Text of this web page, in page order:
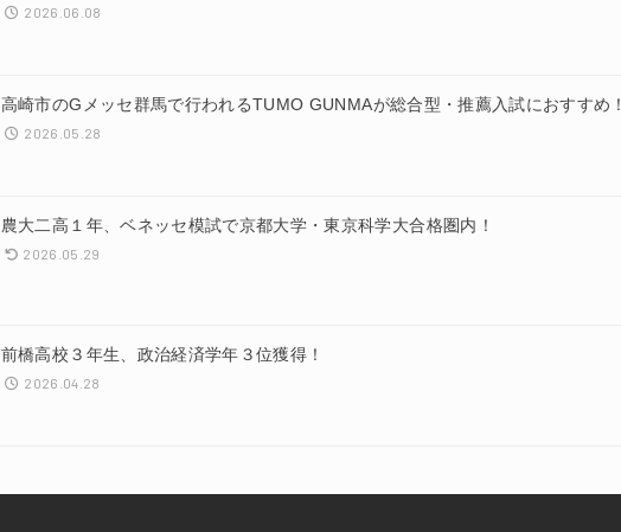
2026.06.08
高崎市のGメッセ群馬で行われるTUMO GUNMAが総合型・推薦入試におすすめ！
2026.05.28
農大二高１年、ベネッセ模試で京都大学・東京科学大合格圏内！
2026.05.29
前橋高校３年生、政治経済学年３位獲得！
2026.04.28